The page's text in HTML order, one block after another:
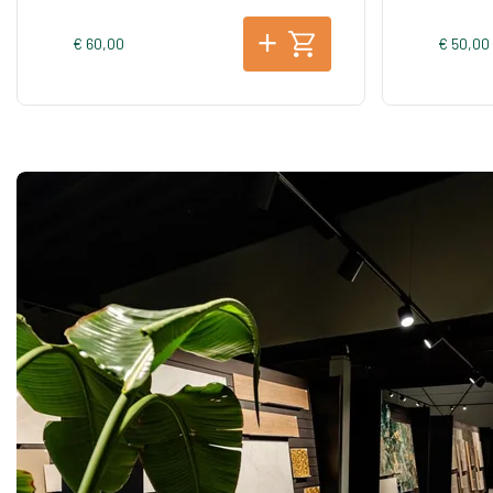
€ 60,00 € 50,00